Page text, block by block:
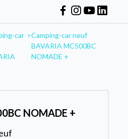
car >Camping-car neuf
BAVARIA MC500BC
NOMADE +
NOMADE +